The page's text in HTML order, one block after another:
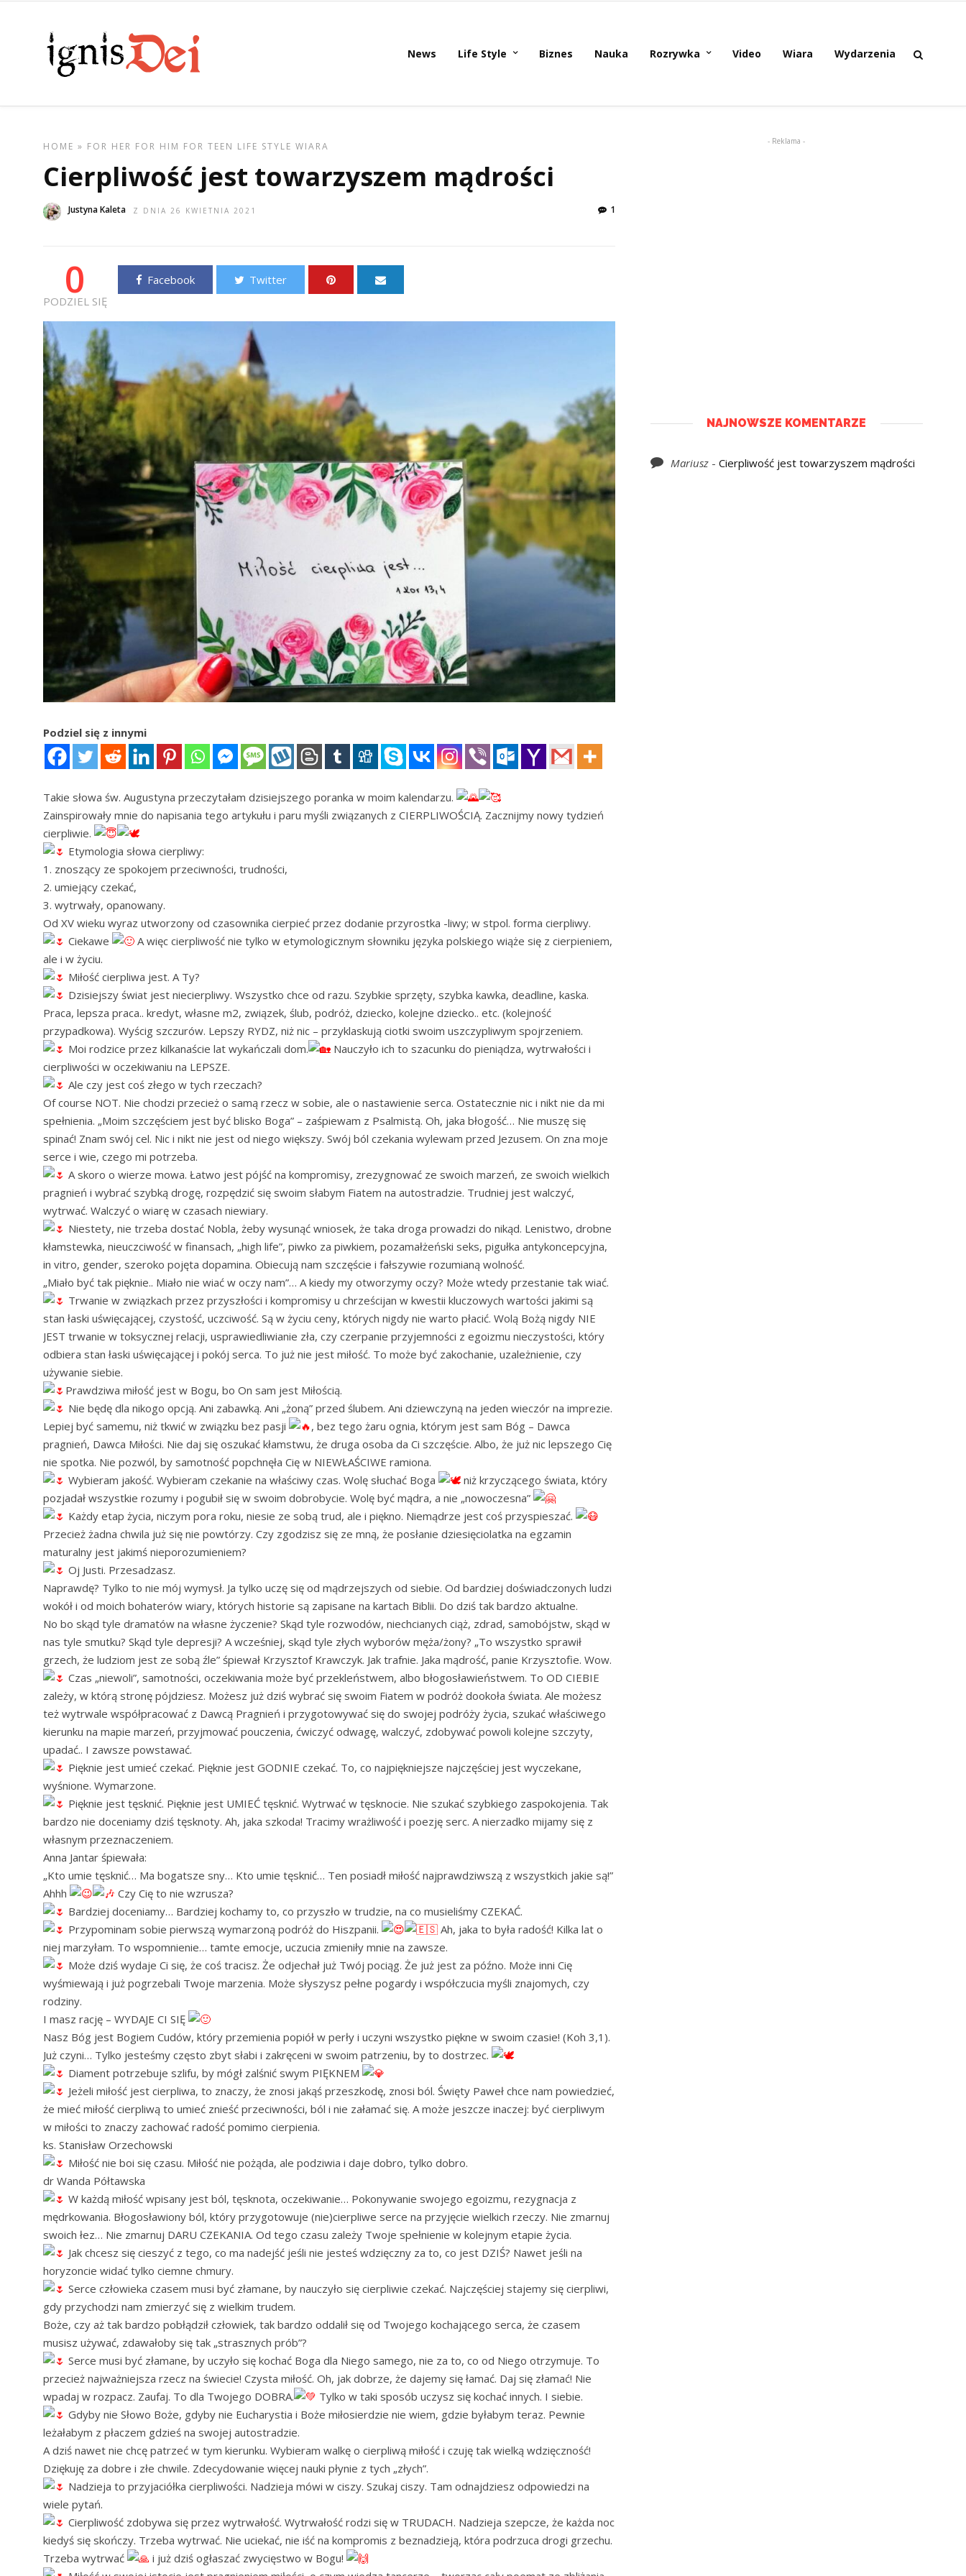
News Life Style Biznes Nauka Rozrywka Video Wiara Wydarzenia
HOME » FOR HER FOR HIM FOR TEEN LIFE STYLE WIARA
Cierpliwość jest towarzyszem mądrości
Justyna Kaleta Z DNIA 26 KWIETNIA 2021 1
0
PODZIEL SIĘ
Facebook Twitter
Podziel się z innymi
Takie słowa św. Augustyna przeczytałam dzisiejszego poranka w moim kalendarzu.
Zainspirowały mnie do napisania tego artykułu i paru myśli związanych z CIERPLIWOŚCIĄ. Zacznijmy nowy tydzień
cierpliwie.
Etymologia słowa cierpliwy:
1. znoszący ze spokojem przeciwności, trudności,
2. umiejący czekać,
3. wytrwały, opanowany.
Od XV wieku wyraz utworzony od czasownika cierpieć przez dodanie przyrostka -liwy; w stpol. forma cierpliwy.
Ciekawe
A więc cierpliwość nie tylko w etymologicznym słowniku języka polskiego wiąże się z cierpieniem,
ale i w życiu.
Miłość cierpliwa jest. A Ty?
Dzisiejszy świat jest niecierpliwy. Wszystko chce od razu. Szybkie sprzęty, szybka kawka, deadline, kaska.
Praca, lepsza praca.. kredyt, własne m2, związek, ślub, podróż, dziecko, kolejne dziecko.. etc. (kolejność
przypadkowa). Wyścig szczurów. Lepszy RYDZ, niż nic – przyklaskują ciotki swoim uszczypliwym spojrzeniem.
Moi rodzice przez kilkanaście lat wykańczali dom.
Nauczyło ich to szacunku do pieniądza, wytrwałości i
cierpliwości w oczekiwaniu na LEPSZE.
Ale czy jest coś złego w tych rzeczach?
Of course NOT. Nie chodzi przecież o samą rzecz w sobie, ale o nastawienie serca. Ostatecznie nic i nikt nie da mi
spełnienia. „Moim szczęściem jest być blisko Boga” – zaśpiewam z Psalmistą. Oh, jaka błogość… Nie muszę się
spinać! Znam swój cel. Nic i nikt nie jest od niego większy. Swój ból czekania wylewam przed Jezusem. On zna moje
serce i wie, czego mi potrzeba.
A skoro o wierze mowa. Łatwo jest pójść na kompromisy, zrezygnować ze swoich marzeń, ze swoich wielkich
pragnień i wybrać szybką drogę, rozpędzić się swoim słabym Fiatem na autostradzie. Trudniej jest walczyć,
wytrwać. Walczyć o wiarę w czasach niewiary.
Niestety, nie trzeba dostać Nobla, żeby wysunąć wniosek, że taka droga prowadzi do nikąd. Lenistwo, drobne
kłamstewka, nieuczciwość w finansach, „high life”, piwko za piwkiem, pozamałżeński seks, pigułka antykoncepcyjna,
in vitro, gender, szeroko pojęta dopamina. Obiecują nam szczęście i fałszywie rozumianą wolność.
„Miało być tak pięknie.. Miało nie wiać w oczy nam”… A kiedy my otworzymy oczy? Może wtedy przestanie tak wiać.
Trwanie w związkach przez przyszłości i kompromisy u chrześcijan w kwestii kluczowych wartości jakimi są
stan łaski uświęcającej, czystość, uczciwość. Są w życiu ceny, których nigdy nie warto płacić. Wolą Bożą nigdy NIE
JEST trwanie w toksycznej relacji, usprawiedliwianie zła, czy czerpanie przyjemności z egoizmu nieczystości, który
odbiera stan łaski uświęcającej i pokój serca. To już nie jest miłość. To może być zakochanie, uzależnienie, czy
używanie siebie.
Prawdziwa miłość jest w Bogu, bo On sam jest Miłością.
Nie będę dla nikogo opcją. Ani zabawką. Ani „żoną” przed ślubem. Ani dziewczyną na jeden wieczór na imprezie.
Lepiej być samemu, niż tkwić w związku bez pasji
, bez tego żaru ognia, którym jest sam Bóg – Dawca
pragnień, Dawca Miłości. Nie daj się oszukać kłamstwu, że druga osoba da Ci szczęście. Albo, że już nic lepszego Cię
nie spotka. Nie pozwól, by samotność popchnęła Cię w NIEWŁAŚCIWE ramiona.
Wybieram jakość. Wybieram czekanie na właściwy czas. Wolę słuchać Boga
niż krzyczącego świata, który
pozjadał wszystkie rozumy i pogubił się w swoim dobrobycie. Wolę być mądra, a nie „nowoczesna”
Każdy etap życia, niczym pora roku, niesie ze sobą trud, ale i piękno. Niemądrze jest coś przyspieszać.
Przecież żadna chwila już się nie powtórzy. Czy zgodzisz się ze mną, że posłanie dziesięciolatka na egzamin
maturalny jest jakimś nieporozumieniem?
Oj Justi. Przesadzasz.
Naprawdę? Tylko to nie mój wymysł. Ja tylko uczę się od mądrzejszych od siebie. Od bardziej doświadczonych ludzi
wokół i od moich bohaterów wiary, których historie są zapisane na kartach Biblii. Do dziś tak bardzo aktualne.
No bo skąd tyle dramatów na własne życzenie? Skąd tyle rozwodów, niechcianych ciąż, zdrad, samobójstw, skąd w
nas tyle smutku? Skąd tyle depresji? A wcześniej, skąd tyle złych wyborów męża/żony? „To wszystko sprawił
grzech, że ludziom jest ze sobą źle” śpiewał Krzysztof Krawczyk. Jak trafnie. Jaka mądrość, panie Krzysztofie. Wow.
Czas „niewoli”, samotności, oczekiwania może być przekleństwem, albo błogosławieństwem. To OD CIEBIE
zależy, w którą stronę pójdziesz. Możesz już dziś wybrać się swoim Fiatem w podróż dookoła świata. Ale możesz
też wytrwale współpracować z Dawcą Pragnień i przygotowywać się do swojej podróży życia, szukać właściwego
kierunku na mapie marzeń, przyjmować pouczenia, ćwiczyć odwagę, walczyć, zdobywać powoli kolejne szczyty,
upadać.. I zawsze powstawać.
Pięknie jest umieć czekać. Pięknie jest GODNIE czekać. To, co najpiękniejsze najczęściej jest wyczekane,
wyśnione. Wymarzone.
Pięknie jest tęsknić. Pięknie jest UMIEĆ tęsknić. Wytrwać w tęsknocie. Nie szukać szybkiego zaspokojenia. Tak
bardzo nie doceniamy dziś tęsknoty. Ah, jaka szkoda! Tracimy wrażliwość i poezję serc. A nierzadko mijamy się z
własnym przeznaczeniem.
Anna Jantar śpiewała:
„Kto umie tęsknić… Ma bogatsze sny… Kto umie tęsknić… Ten posiadł miłość najprawdziwszą z wszystkich jakie są!”
Ahhh
Czy Cię to nie wzrusza?
Bardziej doceniamy… Bardziej kochamy to, co przyszło w trudzie, na co musieliśmy CZEKAĆ.
Przypominam sobie pierwszą wymarzoną podróż do Hiszpanii.
Ah, jaka to była radość! Kilka lat o
niej marzyłam. To wspomnienie… tamte emocje, uczucia zmieniły mnie na zawsze.
Może dziś wydaje Ci się, że coś tracisz. Że odjechał już Twój pociąg. Że już jest za późno. Może inni Cię
wyśmiewają i już pogrzebali Twoje marzenia. Może słyszysz pełne pogardy i współczucia myśli znajomych, czy
rodziny.
I masz rację – WYDAJE CI SIĘ
Nasz Bóg jest Bogiem Cudów, który przemienia popiół w perły i uczyni wszystko piękne w swoim czasie! (Koh 3,1).
Już czyni… Tylko jesteśmy często zbyt słabi i zakręceni w swoim patrzeniu, by to dostrzec.
Diament potrzebuje szlifu, by mógł zalśnić swym PIĘKNEM
Jeżeli miłość jest cierpliwa, to znaczy, że znosi jakąś przeszkodę, znosi ból. Święty Paweł chce nam powiedzieć,
że mieć miłość cierpliwą to umieć znieść przeciwności, ból i nie załamać się. A może jeszcze inaczej: być cierpliwym
w miłości to znaczy zachować radość pomimo cierpienia.
ks. Stanisław Orzechowski
Miłość nie boi się czasu. Miłość nie pożąda, ale podziwia i daje dobro, tylko dobro.
dr Wanda Półtawska
W każdą miłość wpisany jest ból, tęsknota, oczekiwanie… Pokonywanie swojego egoizmu, rezygnacja z
mędrkowania. Błogosławiony ból, który przygotowuje (nie)cierpliwe serce na przyjęcie wielkich rzeczy. Nie zmarnuj
swoich łez… Nie zmarnuj DARU CZEKANIA. Od tego czasu zależy Twoje spełnienie w kolejnym etapie życia.
Jak chcesz się cieszyć z tego, co ma nadejść jeśli nie jesteś wdzięczny za to, co jest DZIŚ? Nawet jeśli na
horyzoncie widać tylko ciemne chmury.
Serce człowieka czasem musi być złamane, by nauczyło się cierpliwie czekać. Najczęściej stajemy się cierpliwi,
gdy przychodzi nam zmierzyć się z wielkim trudem.
Boże, czy aż tak bardzo pobłądził człowiek, tak bardzo oddalił się od Twojego kochającego serca, że czasem
musisz używać, zdawałoby się tak „strasznych prób”?
Serce musi być złamane, by uczyło się kochać Boga dla Niego samego, nie za to, co od Niego otrzymuje. To
przecież najważniejsza rzecz na świecie! Czysta miłość. Oh, jak dobrze, że dajemy się łamać. Daj się złamać! Nie
wpadaj w rozpacz. Zaufaj. To dla Twojego DOBRA.
Tylko w taki sposób uczysz się kochać innych. I siebie.
Gdyby nie Słowo Boże, gdyby nie Eucharystia i Boże miłosierdzie nie wiem, gdzie byłabym teraz. Pewnie
leżałabym z płaczem gdzieś na swojej autostradzie.
A dziś nawet nie chcę patrzeć w tym kierunku. Wybieram walkę o cierpliwą miłość i czuję tak wielką wdzięczność!
Dziękuję za dobre i złe chwile. Zdecydowanie więcej nauki płynie z tych „złych”.
Nadzieja to przyjaciółka cierpliwości. Nadzieja mówi w ciszy. Szukaj ciszy. Tam odnajdziesz odpowiedzi na
wiele pytań.
Cierpliwość zdobywa się przez wytrwałość. Wytrwałość rodzi się w TRUDACH. Nadzieja szepcze, że każda noc
kiedyś się skończy. Trzeba wytrwać. Nie uciekać, nie iść na kompromis z beznadzieją, która podrzuca drogi grzechu.
Trzeba wytrwać
i już dziś ogłaszać zwycięstwo w Bogu!
- Reklama -
NAJNOWSZE KOMENTARZE
Mariusz- Cierpliwość jest towarzyszem mądrości